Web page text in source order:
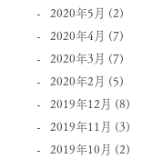
2020年5月 (2)
2020年4月 (7)
2020年3月 (7)
2020年2月 (5)
2019年12月 (8)
2019年11月 (3)
2019年10月 (2)